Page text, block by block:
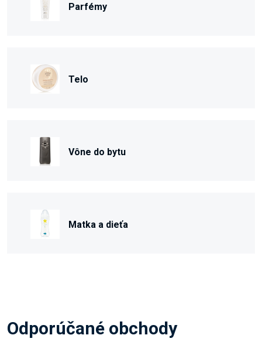
Parfémy
Telo
Vône do bytu
Matka a dieťa
Odporúčané obchody